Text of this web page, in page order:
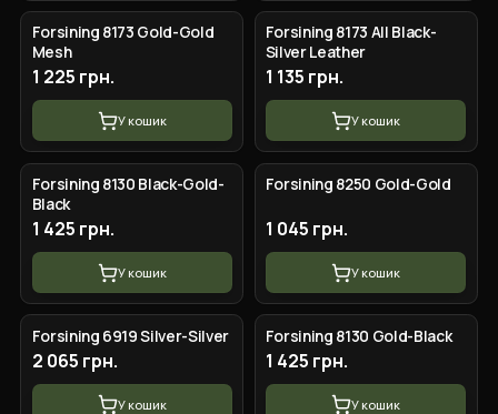
Forsining 8173 Gold-Gold
Mesh
1 225 грн.
У кошик
Forsining 8173 All Black-
Silver Leather
1 135 грн.
У кошик
Forsining 8130 Black-Gold-
Black
1 425 грн.
У кошик
Forsining 8250 Gold-Gold
1 045 грн.
У кошик
Forsining 6919 Silver-Silver
2 065 грн.
У кошик
Forsining 8130 Gold-Black
1 425 грн.
У кошик